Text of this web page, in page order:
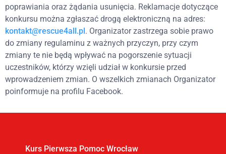
poprawiania oraz żądania usunięcia. Reklamacje dotyczące
konkursu można zgłaszać drogą elektroniczną na adres:
kontakt@rescue4all.pl. Organizator zastrzega sobie prawo
do zmiany regulaminu z ważnych przyczyn, przy czym
zmiany te nie będą wpływać na pogorszenie sytuacji
uczestników, którzy wzięli udział w konkursie przed
wprowadzeniem zmian. O wszelkich zmianach Organizator
poinformuje na profilu Facebook.
Kurs Pierwsza Pomoc Wrocław